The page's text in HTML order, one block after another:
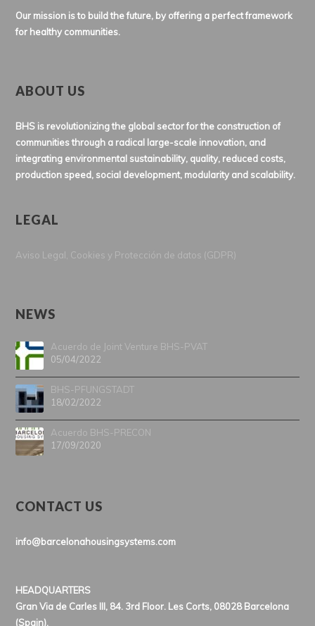
Our mission is to build the future, by offering a perfect framework
for healthy communities.
ABOUT US
BHS is revolutionizing the global sector for the construction of
communities through a radical large-scale innovation, and
integrating environmental sustainability, quality, reduced costs,
production speed, social development, modularity and scalability.
LEGAL
Aviso Legal, Cookies y Protección de datos (GDPR)
NEWS
Acuerdo de Joint Venture BHS-PVAT
05/04/2022
BHS-PFUNGSTADT
18/02/2022
Acuerdo BHS-PRECON
17/09/2020
CONTACT US
info@barcelonahousingsystems.com
HEADQUARTERS
Gran Via de Carles III, 84. 3rd Floor. Les Corts, 08028 Barcelona
(Spain).